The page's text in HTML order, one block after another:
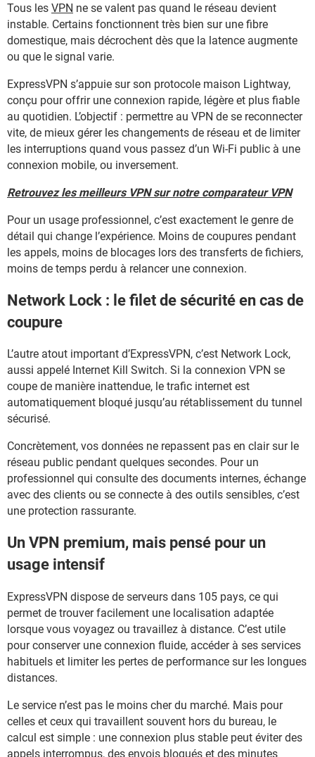
Tous les VPN ne se valent pas quand le réseau devient
instable. Certains fonctionnent très bien sur une fibre
domestique, mais décrochent dès que la latence augmente
ou que le signal varie.
ExpressVPN s’appuie sur son protocole maison Lightway,
conçu pour offrir une connexion rapide, légère et plus fiable
au quotidien. L’objectif : permettre au VPN de se reconnecter
vite, de mieux gérer les changements de réseau et de limiter
les interruptions quand vous passez d’un Wi-Fi public à une
connexion mobile, ou inversement.
Retrouvez les meilleurs VPN sur notre comparateur VPN
Pour un usage professionnel, c’est exactement le genre de
détail qui change l’expérience. Moins de coupures pendant
les appels, moins de blocages lors des transferts de fichiers,
moins de temps perdu à relancer une connexion.
Network Lock : le filet de sécurité en cas de
coupure
L’autre atout important d’ExpressVPN, c’est Network Lock,
aussi appelé Internet Kill Switch. Si la connexion VPN se
coupe de manière inattendue, le trafic internet est
automatiquement bloqué jusqu’au rétablissement du tunnel
sécurisé.
Concrètement, vos données ne repassent pas en clair sur le
réseau public pendant quelques secondes. Pour un
professionnel qui consulte des documents internes, échange
avec des clients ou se connecte à des outils sensibles, c’est
une protection rassurante.
Un VPN premium, mais pensé pour un
usage intensif
ExpressVPN dispose de serveurs dans 105 pays, ce qui
permet de trouver facilement une localisation adaptée
lorsque vous voyagez ou travaillez à distance. C’est utile
pour conserver une connexion fluide, accéder à ses services
habituels et limiter les pertes de performance sur les longues
distances.
Le service n’est pas le moins cher du marché. Mais pour
celles et ceux qui travaillent souvent hors du bureau, le
calcul est simple : une connexion plus stable peut éviter des
appels interrompus, des envois bloqués et des minutes